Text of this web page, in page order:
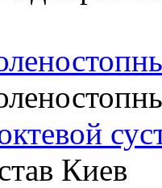
Киев